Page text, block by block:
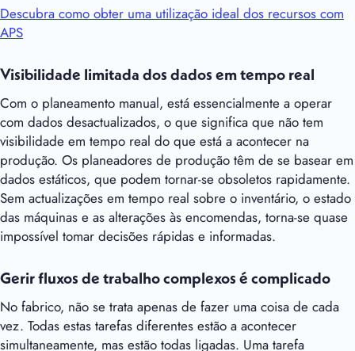
Descubra como obter uma utilização ideal dos recursos com
APS
Visibilidade limitada dos dados em tempo real
Com o planeamento manual, está essencialmente a operar
com dados desactualizados, o que significa que não tem
visibilidade em tempo real do que está a acontecer na
produção. Os planeadores de produção têm de se basear em
dados estáticos, que podem tornar-se obsoletos rapidamente.
Sem actualizações em tempo real sobre o inventário, o estado
das máquinas e as alterações às encomendas, torna-se quase
impossível tomar decisões rápidas e informadas.
Gerir fluxos de trabalho complexos é complicado
No fabrico, não se trata apenas de fazer uma coisa de cada
vez. Todas estas tarefas diferentes estão a acontecer
simultaneamente, mas estão todas ligadas. Uma tarefa